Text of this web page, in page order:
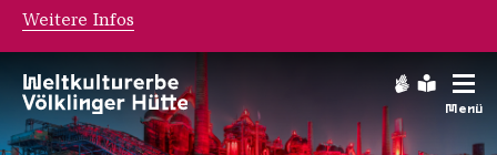
Menü
Hochofengruppe in Rot
Weitere Infos